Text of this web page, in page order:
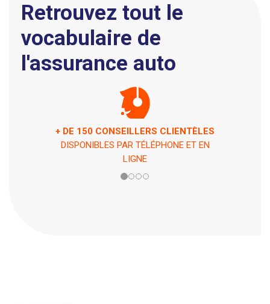
Retrouvez tout le
vocabulaire de
l'assurance auto
CLIENTÈLES
ASSISTANCE 7 JOURS / 7 ET 24H / 24
EN CAS DE PÉPIN !